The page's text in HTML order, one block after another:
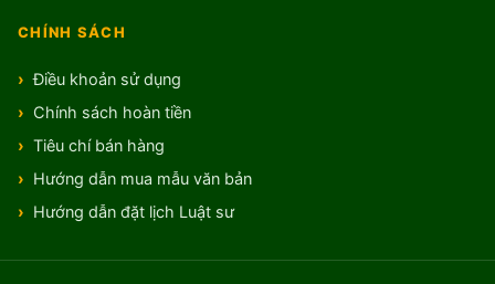
CHÍNH SÁCH
Điều khoản sử dụng
Chính sách hoàn tiền
Tiêu chí bán hàng
Hướng dẫn mua mẫu văn bản
Hướng dẫn đặt lịch Luật sư